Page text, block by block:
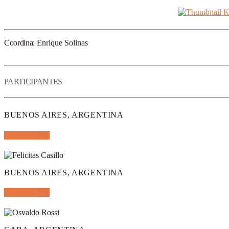
Coordina: Enrique Solinas
PARTICIPANTES
BUENOS AIRES, ARGENTINA
Rubén Balseiro
BUENOS AIRES, ARGENTINA
Felicitas Casillo